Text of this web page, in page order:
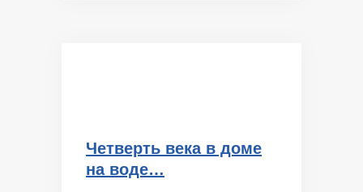
Четверть века в доме
на воде…